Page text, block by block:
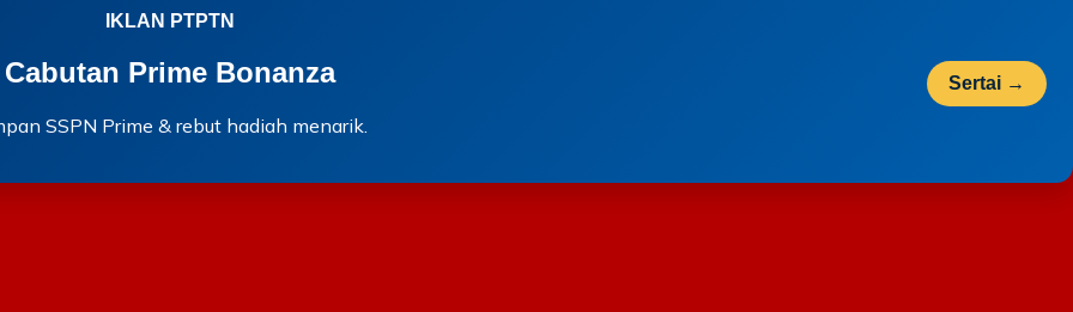
IKLAN PTPTN
Cabutan Prime Bonanza
SSPN Prime & rebut hadiah menarik.
Sertai →